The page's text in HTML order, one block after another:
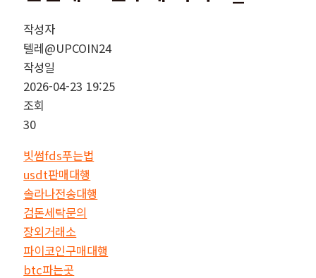
작성자
텔레@UPCOIN24
작성일
2026-04-23 19:25
조회
30
빗썸fds푸는법
usdt판매대행
솔라나전송대행
검돈세탁문의
장외거래소
파이코인구매대행
btc파는곳